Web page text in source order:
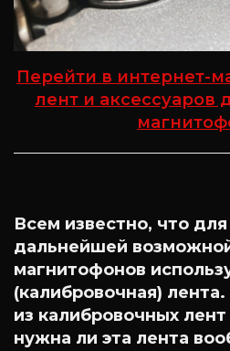
Перейти в интернет-
лент и аксессуаров
Всем известно, что
дальнейшей
магнитофонов
(калибровочная)
из калибровочных
нужна ли эта лента